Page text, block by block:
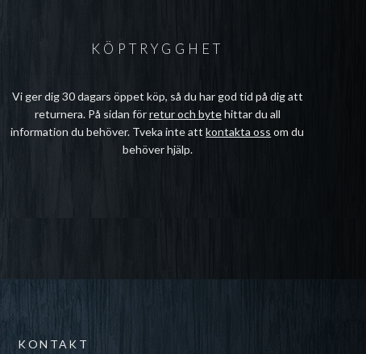
KÖPTRYGGHET
Vi ger dig 30 dagars öppet köp, så du har god tid på dig att
returnera. På sidan förretur och bytehittar du all
information du behöver. Tveka inte attkontakta oss om du
behöver hjälp.
KONTAKT